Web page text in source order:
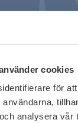
cookies
för
analysera vår
Draft
-